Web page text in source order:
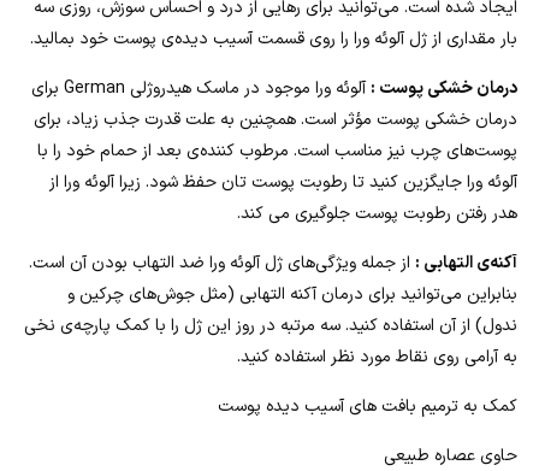
ایجاد شده است. می‌توانید برای رهایی از درد و احساس سوزش، روزی سه
بار مقداری از ژل آلوئه ورا را روی قسمت آسیب دیده‌ی پوست خود بمالید.
درمان خشکی پوست :
آلوئه ورا موجود در ماسک هیدروژلی German برای
درمان خشکی پوست مؤثر است. همچنین به علت قدرت جذب زیاد، برای
پوست‌های چرب نیز مناسب است. مرطوب کننده‌ی بعد از حمام خود را با
آلوئه ورا جایگزین کنید تا رطوبت پوست تان حفظ شود. زیرا آلوئه ورا از
هدر رفتن رطوبت پوست جلوگیری می کند.
آکنه‌ی التهابی : از جمله ویژگی‌های ژل آلوئه ورا ضد التهاب بودن آن است.
بنابراین می‌توانید برای درمان آکنه‌ التهابی (مثل جوش‌های چرکین و
ندول) از آن استفاده کنید. سه مرتبه در روز این ژل را با کمک پارچه‌ی نخی
به آرامی روی نقاط مورد نظر استفاده کنید.
کمک به ترمیم بافت های آسیب دیده پوست
حاوی عصاره طبیعی